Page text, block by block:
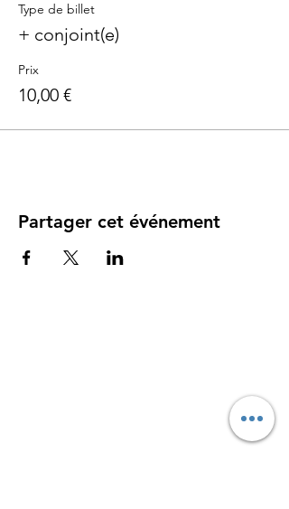
Type de billet
+ conjoint(e)
Prix
10,00 €
Partager cet événement